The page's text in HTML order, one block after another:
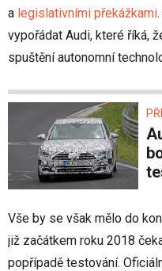
a legislativními překážkami
vypořádat Audi, které říká,
spuštění autonomní
Audi v červenci vyrazí do
Vše by se však mělo do
již začátkem roku 2018
popřípadě testování.